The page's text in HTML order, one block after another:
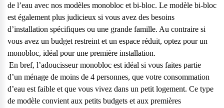
de l’eau avec nos modèles monobloc et bi-bloc. Le modèle bi-bloc
est également plus judicieux si vous avez des besoins
d’installation spécifiques ou une grande famille. Au contraire si
vous avez un budget restreint et un espace réduit, optez pour un
monobloc, idéal pour une première installation.
En bref, l’adoucisseur monobloc est idéal si vous faites partie
d’un ménage de moins de 4 personnes, que votre consommation
d’eau est faible et que vous vivez dans un petit logement. Ce type
de modèle convient aux petits budgets et aux premières